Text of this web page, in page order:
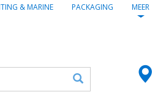
& MARINE PACKAGING MEER